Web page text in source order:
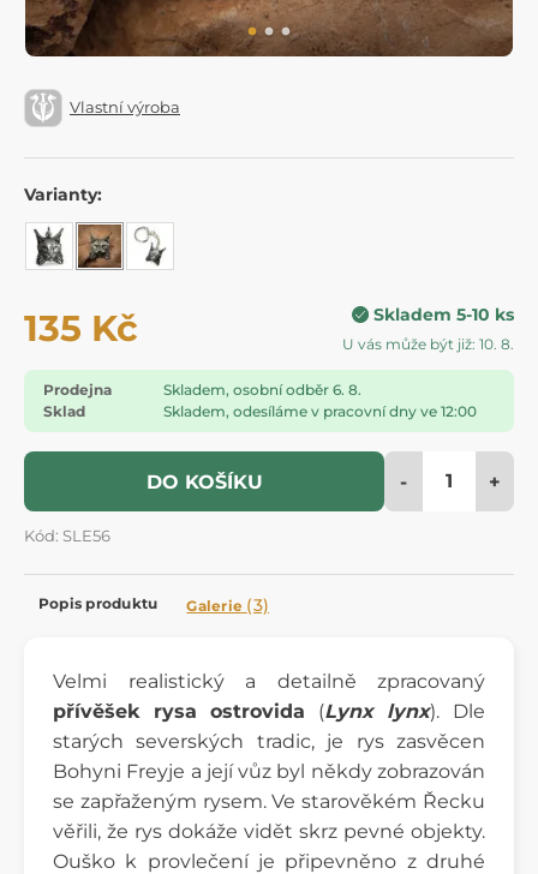
Vlastní výroba
Varianty:
135 Kč Skladem 5-10 ks
U vás může být již: 10. 8.
Prodejna
Skladem, osobní odběr 6. 8.
Sklad
Skladem, odesíláme v pracovní dny ve 12:00
DO KOŠÍKU - +
Kód: SLE56
Popis produktu Galerie (3)
Velmi realistický a detailně zpracovaný
přívěšek rysa ostrovida (Lynx lynx). Dle
starých severských tradic, je rys zasvěcen
Bohyni Freyje a její vůz byl někdy zobrazován
se zapřaženým rysem. Ve starověkém Řecku
věřili, že rys dokáže vidět skrz pevné objekty.
Ouško k provlečení je připevněno z druhé